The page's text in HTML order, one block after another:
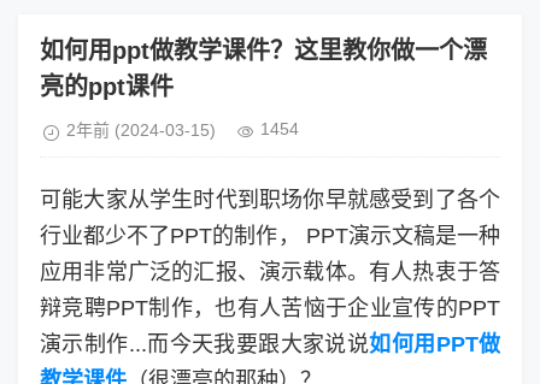
如何用ppt做教学课件？这里教你做一个漂
亮的ppt课件
2年前 (2024-03-15) 1454
可能大家从学生时代到职场你早就感受到了各个
行业都少不了PPT的制作， PPT演示文稿是一种
应用非常广泛的汇报、演示载体。有人热衷于答
辩竞聘PPT制作，也有人苦恼于企业宣传的PPT
演示制作...而今天我要跟大家说说如何用PPT做